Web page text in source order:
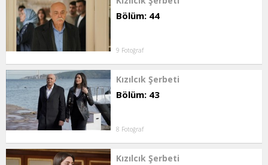
Bölüm: 44
9 Fotoğraf
Kızılcık Şerbeti
Bölüm: 43
8 Fotoğraf
Kızılcık Şerbeti